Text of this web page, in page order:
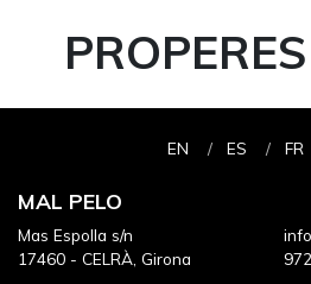
EN ES FR
MAL PELO
Mas Espolla s/n
17460 - CELRÀ, Girona